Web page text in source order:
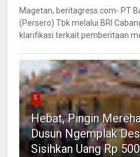
Magetan, beritagress.com- PT
(Persero) Tbk melalui BRI
klarifikasi terkait pemberitaan
5
Hebat, Pingin
Dusun Ngemplak
Sisihkan Uang Rp